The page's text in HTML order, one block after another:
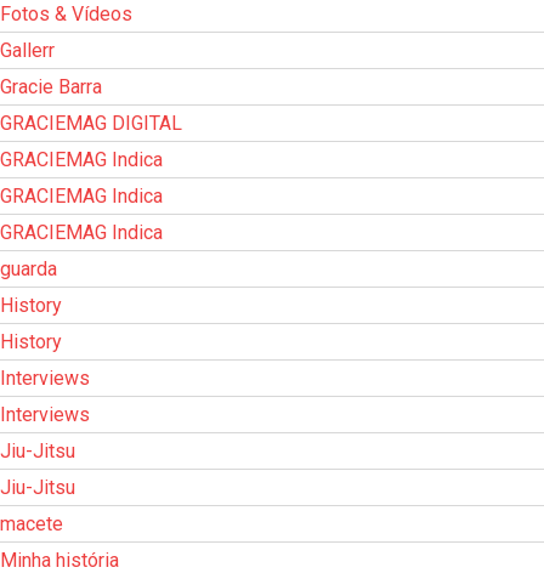
Fotos & Vídeos
Gallerr
Gracie Barra
GRACIEMAG DIGITAL
GRACIEMAG Indica
GRACIEMAG Indica
GRACIEMAG Indica
guarda
History
History
Interviews
Interviews
Jiu-Jitsu
Jiu-Jitsu
macete
Minha história